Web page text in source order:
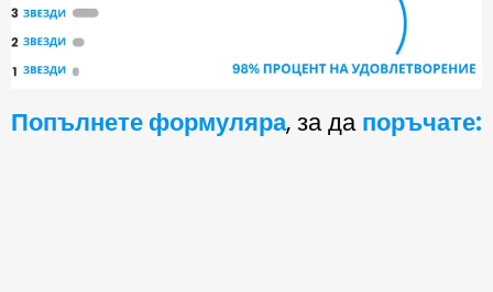
Попълнете формуляра, за дапоръчате: